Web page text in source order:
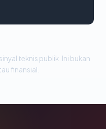
teknis publik. Ini bukan
finansial.